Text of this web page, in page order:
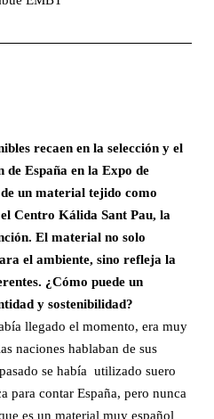
recaen en la selección y el
España en la Expo de
un material tejido como
Centro Kálida Sant Pau, la
El material no solo
el ambiente, sino refleja la
¿Cómo puede un
y sostenibilidad?
llegado el momento, era muy
naciones hablaban de sus
se había utilizado suero
para contar España, pero nunca
es un material muy español